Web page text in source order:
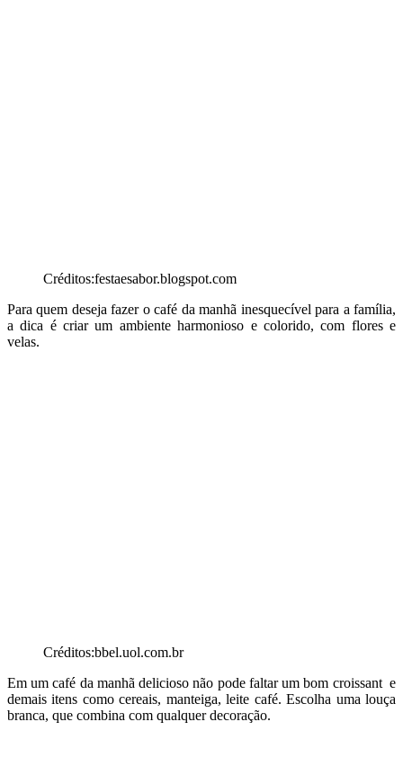
Créditos:festaesabor.blogspot.com
Para quem deseja fazer o café da manhã inesquecível para a família,
a dica é criar um ambiente harmonioso e colorido, com flores e
velas.
Créditos:bbel.uol.com.br
Em um café da manhã delicioso não pode faltar um bom croissant e
demais itens como cereais, manteiga, leite café. Escolha uma louça
branca, que combina com qualquer decoração.